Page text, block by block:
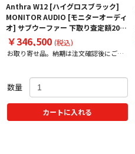
Anthra W12 [ハイグロスブラック]
MONITOR AUDIO [モニターオーディ
オ] サブウーファー 下取り査定額20%
アップ実施中！
￥346,500 (税込)
お取り寄せ品。納期は注文確認後にご案
数量
カートに入れる